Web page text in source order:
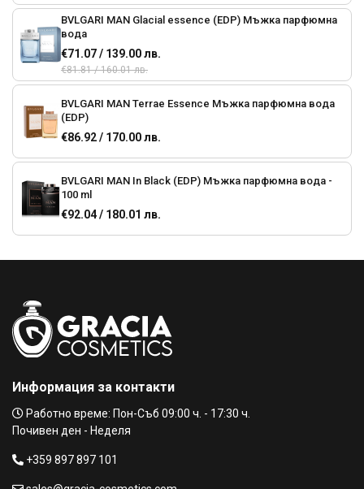
BVLGARI MAN Glacial essence (EDP) Мъжка парфюмна
вода
€71.07 / 139.00 лв.
€81.81 / 160.01 лв.
BVLGARI MAN Terrae Essence Мъжка парфюмна вода
(EDP)
€86.92 / 170.00 лв.
BVLGARI MAN In Black (EDP) Мъжка парфюмна вода -
100 ml
€92.04 / 180.01 лв.
BVLGARI AQVA Pour Homme (EDT) Мъжка тоалетна
MAN WOOD ESSENCE (EDP) Парфюмна вода за мъже
-60 ml
Информация за контакти
Работно време: Пон-Съб 09:00 ч. - 17:30 ч.
Почивен ден - Неделя
+359 897 897 101